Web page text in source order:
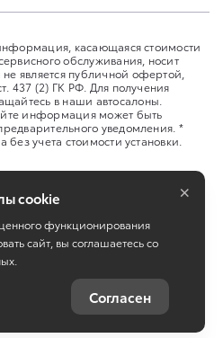
касающаяся стоимости
обслуживания, носит
является публичной офертой,
437 (2) ГК РФ. Для получения
в наши автосалоны.
информация может быть
уведомления. *
без учета стоимости установки.
cookie
функционирования
сайт, вы соглашаетесь со
Согласен
×